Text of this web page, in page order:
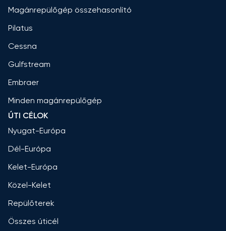
Magánrepülőgép összehasonlító
Pilatus
Cessna
Gulfstream
Embraer
Minden magánrepülőgép
ÚTI CÉLOK
Nyugat-Európa
Dél-Európa
Kelet-Európa
Közel-Kelet
Repülőterek
Összes úticél